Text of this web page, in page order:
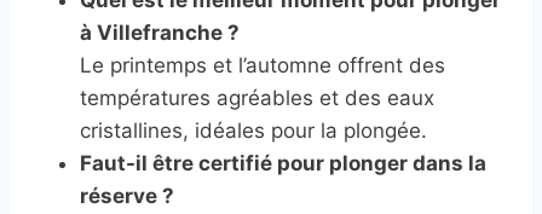
à Villefranche ?
Le printemps et l’automne offrent des
températures agréables et des eaux
cristallines, idéales pour la plongée.
Faut-il être certifié pour plonger dans la
réserve ?